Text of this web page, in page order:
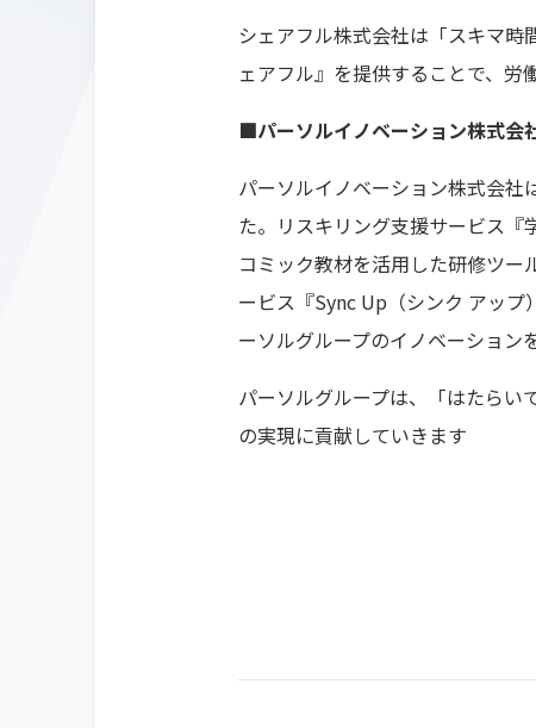
シェアフル株式会社は「スキマ
ェアフル』を提供することで、労
■パーソルイノベーション株式会
パーソルイノベーション株式会
た。リスキリング支援サービス
コミック教材を活用した研修ツ
ービス『Sync Up（シンク アッ
ーソルグループのイノベーション
パーソルグループは、「はたらい
の実現に貢献していきます